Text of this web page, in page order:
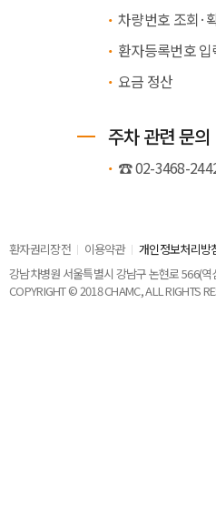
차량번호 조회·
환자등록번호
요금 정산
주차 관련 문의
☎ 02-3468-
환자권리장전 이용약관 개인정보처리방
강남차병원 서울특별시 강남구 논현로 566(
COPYRIGHT © 2018 CHAMC, ALL RIGHTS